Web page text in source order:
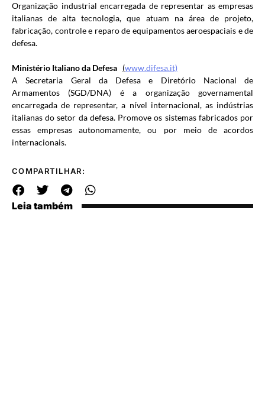
Organização industrial encarregada de representar as empresas
italianas de alta tecnologia, que atuam na área de projeto,
fabricação, controle e reparo de equipamentos aeroespaciais e de
defesa.
Ministério Italiano da Defesa (www.difesa.it)
A Secretaria Geral da Defesa e Diretório Nacional de
Armamentos (SGD/DNA) é a organização governamental
encarregada de representar, a nível internacional, as indústrias
italianas do setor da defesa. Promove os sistemas fabricados por
essas empresas autonomamente, ou por meio de acordos
internacionais.
COMPARTILHAR:
Leia também